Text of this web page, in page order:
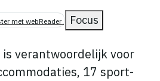
met webReader Focus
verantwoordelijk voor
17 sport-